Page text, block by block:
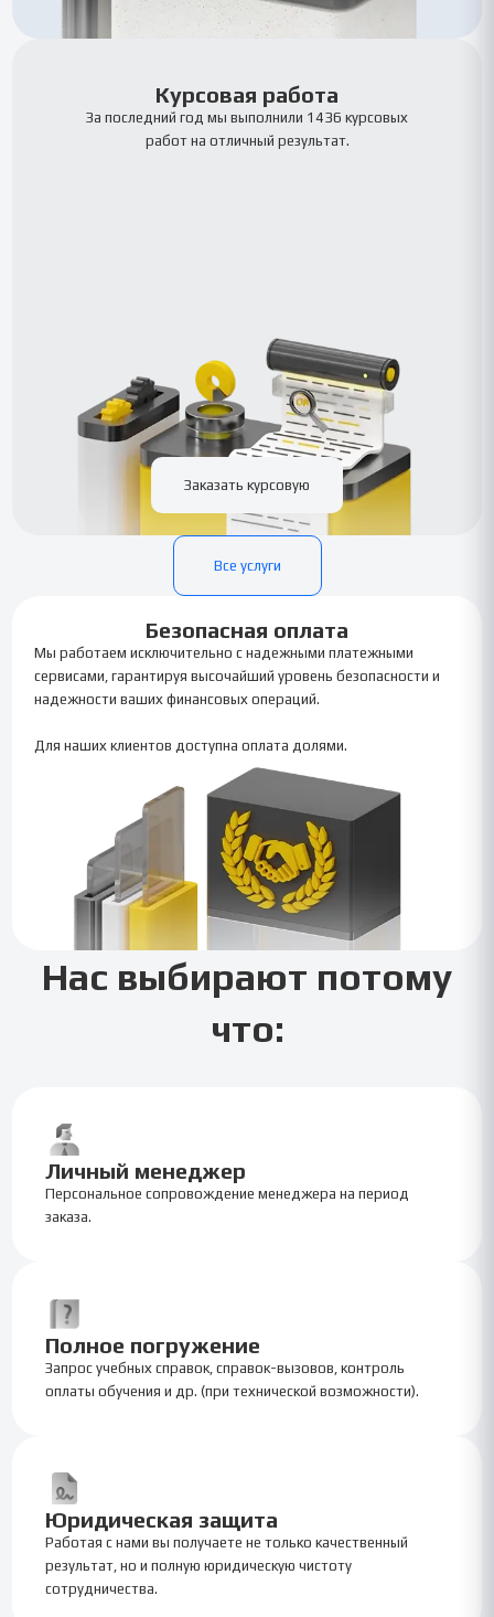
Курсовая работа
За последний год мы выполнили 1436 курсовых
работ на отличный результат.
Заказать курсовую
Все услуги
Безопасная оплата
Мы работаем исключительно с надежными платежными
сервисами, гарантируя высочайший уровень безопасности и
надежности ваших финансовых операций.
Для наших клиентов доступна оплата долями.
Нас выбирают потому
что:
Личный менеджер
Персональное сопровождение менеджера на период
заказа.
Полное погружение
Запрос учебных справок, справок-вызовов, контроль
оплаты обучения и др. (при технической возможности).
Юридическая защита
Работая с нами вы получаете не только качественный
результат, но и полную юридическую чистоту
сотрудничества.